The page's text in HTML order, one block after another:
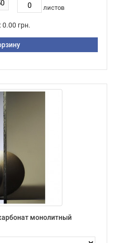
листов
0.00 грн.
монолитный